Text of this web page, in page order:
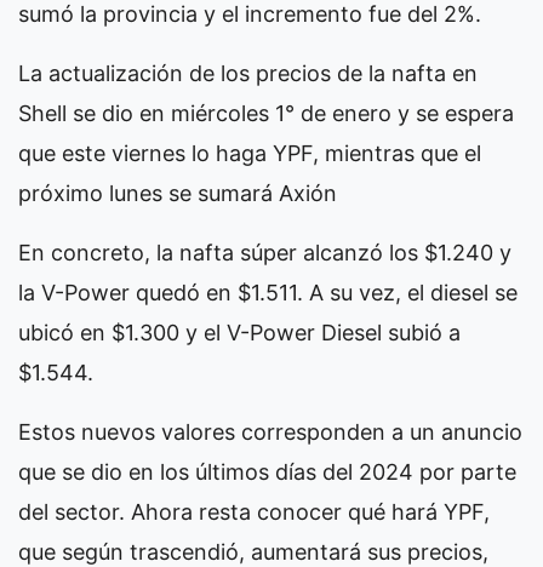
sumó la provincia y el incremento fue del 2%.
La actualización de los precios de la nafta en
Shell se dio en miércoles 1° de enero y se espera
que este viernes lo haga YPF, mientras que el
próximo lunes se sumará Axión
En concreto, la nafta súper alcanzó los $1.240 y
la V-Power quedó en $1.511. A su vez, el diesel se
ubicó en $1.300 y el V-Power Diesel subió a
$1.544.
Estos nuevos valores corresponden a un anuncio
que se dio en los últimos días del 2024 por parte
del sector. Ahora resta conocer qué hará YPF,
que según trascendió, aumentará sus precios,